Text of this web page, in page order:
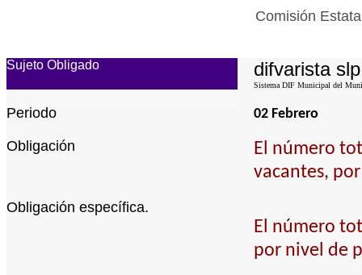
Comisión
Sujeto Obligado difvarista slp
Sistema DIF Municipal del
Periodo 02 Febrero
Obligación
El número
vacantes,
Obligación específica.
El número
por nivel de